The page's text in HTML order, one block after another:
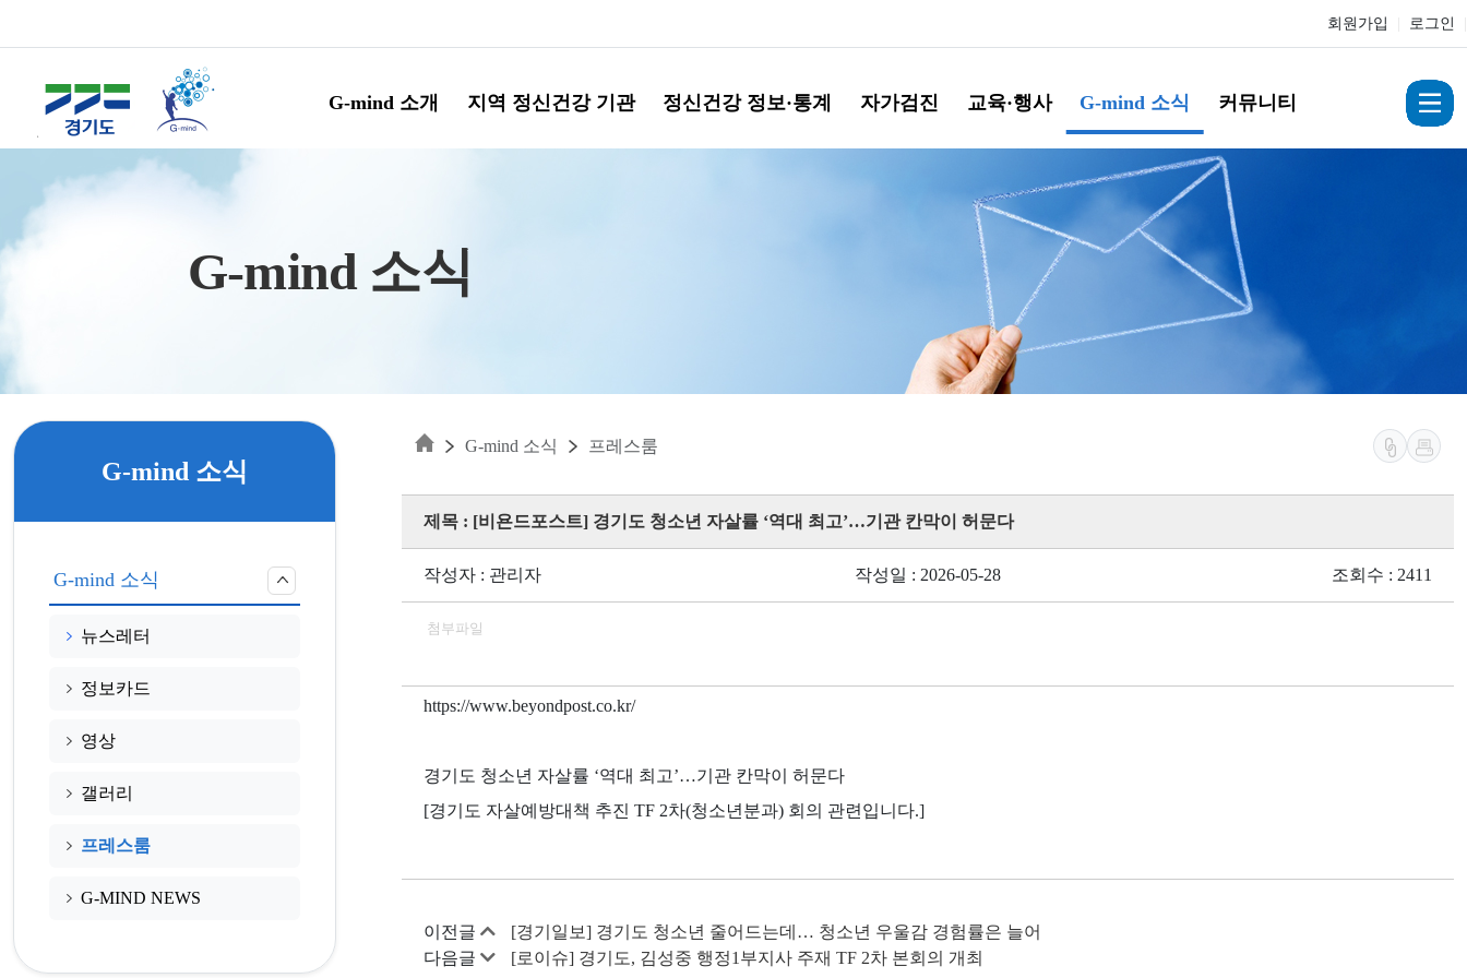
회원가입 로그인
G-mind 소개 지역 정신건강 기관 정신건강 정보·통계 자가검진 교육·행사 G-mind 소식 커뮤니티
G-mind 소식
G-mind 소식
G-mind 소식
뉴스레터
정보카드
영상
갤러리
프레스룸
G-MIND NEWS
G-mind 소식 프레스룸
제목 : [비욘드포스트] 경기도 청소년 자살률 ‘역대 최고’…기관 칸막이 허문다
작성자 : 관리자 작성일 : 2026-05-28 조회수 : 2411
첨부파일
https://www.beyondpost.co.kr/
경기도 청소년 자살률 ‘역대 최고’…기관 칸막이 허문다
[경기도 자살예방대책 추진 TF 2차(청소년분과) 회의 관련입니다.]
이전글
[경기일보] 경기도 청소년 줄어드는데… 청소년 우울감 경험률은 늘어
다음글
[로이슈] 경기도, 김성중 행정1부지사 주재 TF 2차 본회의 개최